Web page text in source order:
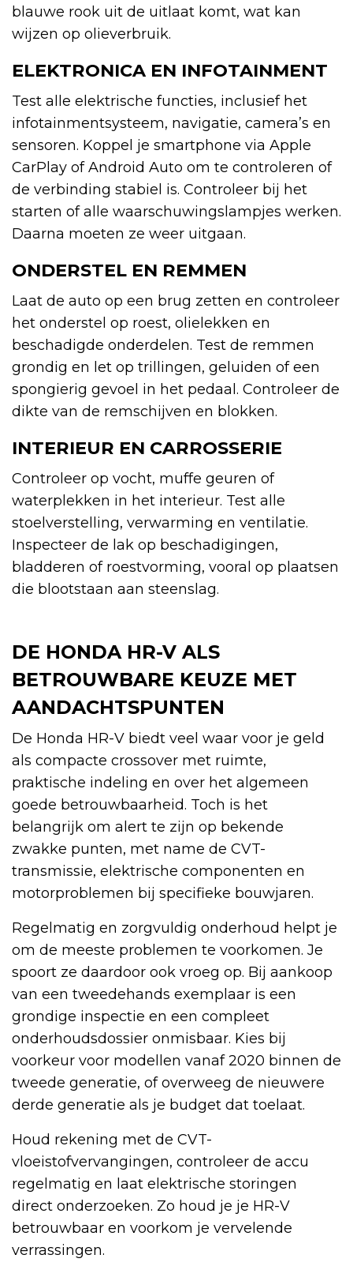
blauwe rook uit de uitlaat komt, wat kan
wijzen op olieverbruik.
ELEKTRONICA EN INFOTAINMENT
Test alle elektrische functies, inclusief het
infotainmentsysteem, navigatie, camera’s en
sensoren. Koppel je smartphone via Apple
CarPlay of Android Auto om te controleren of
de verbinding stabiel is. Controleer bij het
starten of alle waarschuwingslampjes werken.
Daarna moeten ze weer uitgaan.
ONDERSTEL EN REMMEN
Laat de auto op een brug zetten en controleer
het onderstel op roest, olielekken en
beschadigde onderdelen. Test de remmen
grondig en let op trillingen, geluiden of een
spongierig gevoel in het pedaal. Controleer de
dikte van de remschijven en blokken.
INTERIEUR EN CARROSSERIE
Controleer op vocht, muffe geuren of
waterplekken in het interieur. Test alle
stoelverstelling, verwarming en ventilatie.
Inspecteer de lak op beschadigingen,
bladderen of roestvorming, vooral op plaatsen
die blootstaan aan steenslag.
DE HONDA HR-V ALS
BETROUWBARE KEUZE MET
AANDACHTSPUNTEN
De Honda HR-V biedt veel waar voor je geld
als compacte crossover met ruimte,
praktische indeling en over het algemeen
goede betrouwbaarheid. Toch is het
belangrijk om alert te zijn op bekende
zwakke punten, met name de CVT-
transmissie, elektrische componenten en
motorproblemen bij specifieke bouwjaren.
Regelmatig en zorgvuldig onderhoud helpt je
om de meeste problemen te voorkomen. Je
spoort ze daardoor ook vroeg op. Bij aankoop
van een tweedehands exemplaar is een
grondige inspectie en een compleet
onderhoudsdossier onmisbaar. Kies bij
voorkeur voor modellen vanaf 2020 binnen de
tweede generatie, of overweeg de nieuwere
derde generatie als je budget dat toelaat.
Houd rekening met de CVT-
vloeistofvervangingen, controleer de accu
regelmatig en laat elektrische storingen
direct onderzoeken. Zo houd je je HR-V
betrouwbaar en voorkom je vervelende
verrassingen.